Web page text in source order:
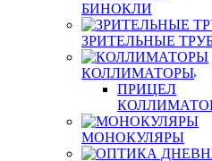
БИНОКЛИ
ЗРИТЕЛЬНЫЕ
КОЛЛИМАТОРЫ
ПРИЦЕЛ
МОНОКУЛЯРЫ